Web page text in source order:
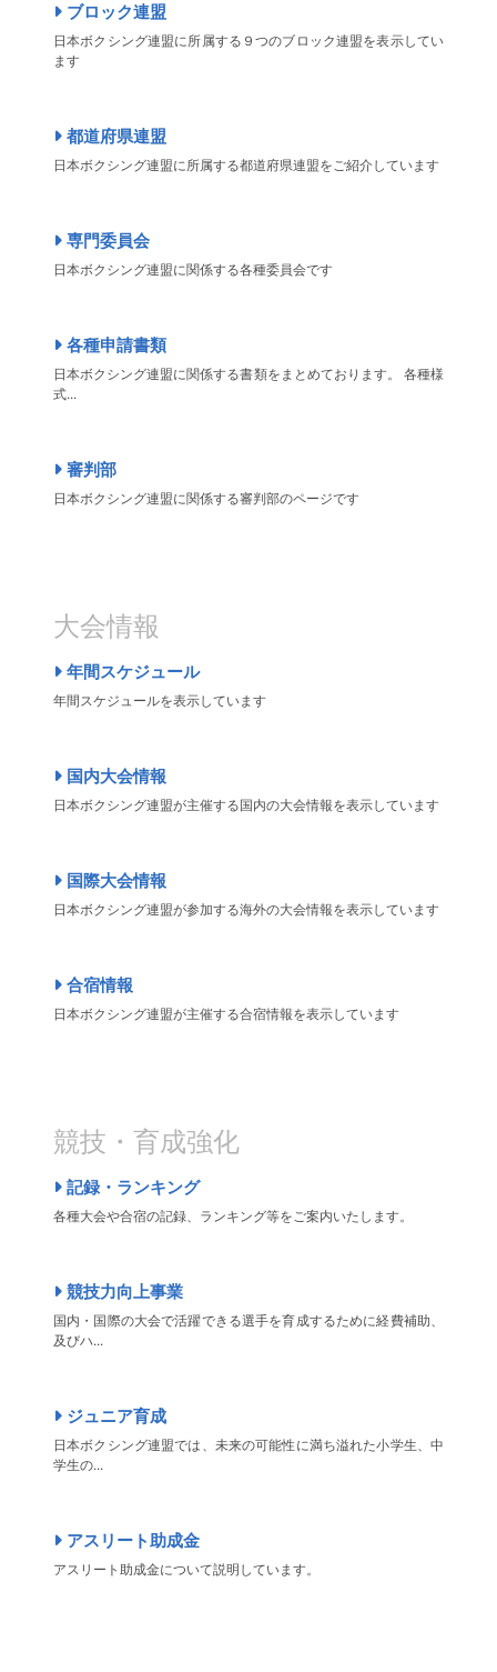
ブロック連盟
日本ボクシング連盟に所属する９つのブロック連盟を表示してい
ます
都道府県連盟
日本ボクシング連盟に所属する都道府県連盟をご紹介しています
専門委員会
日本ボクシング連盟に関係する各種委員会です
各種申請書類
日本ボクシング連盟に関係する書類をまとめております。 各種様
式...
審判部
日本ボクシング連盟に関係する審判部のページです
大会情報
年間スケジュール
年間スケジュールを表示しています
国内大会情報
日本ボクシング連盟が主催する国内の大会情報を表示しています
国際大会情報
日本ボクシング連盟が参加する海外の大会情報を表示しています
合宿情報
日本ボクシング連盟が主催する合宿情報を表示しています
競技・育成強化
記録・ランキング
各種大会や合宿の記録、ランキング等をご案内いたします。
競技力向上事業
国内・国際の大会で活躍できる選手を育成するために経費補助、
及びハ...
ジュニア育成
日本ボクシング連盟では、未来の可能性に満ち溢れた小学生、中
学生の...
アスリート助成金
アスリート助成金について説明しています。